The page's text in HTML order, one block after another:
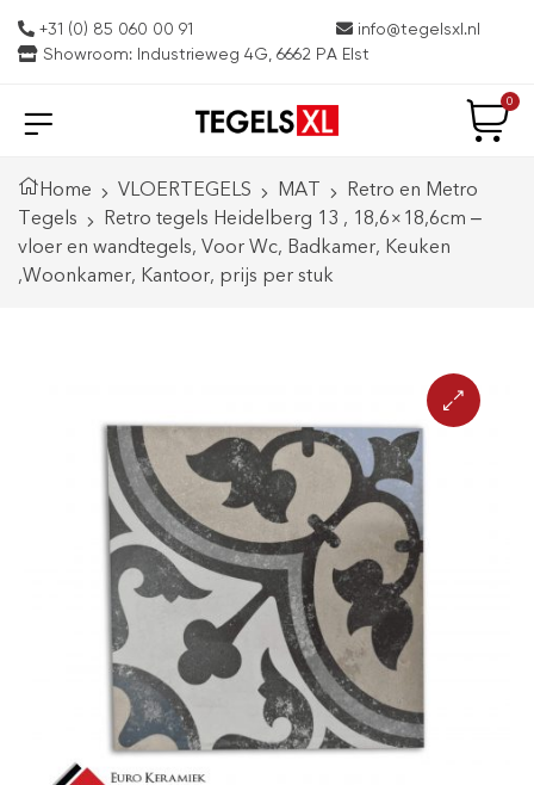
+31 (0) 85 060 00 91
info@tegelsxl.nl
Showroom: Industrieweg 4G, 6662 PA Elst
0
Home VLOERTEGELS MAT
Retro en Metro
Tegels
Retro tegels Heidelberg 13 , 18,6×18,6cm –
vloer en wandtegels, Voor Wc, Badkamer, Keuken
,Woonkamer, Kantoor, prijs per stuk